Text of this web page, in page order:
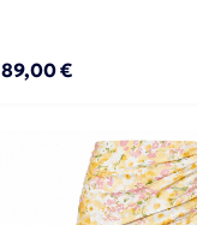
89,00 €